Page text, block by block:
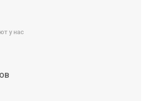
у нас